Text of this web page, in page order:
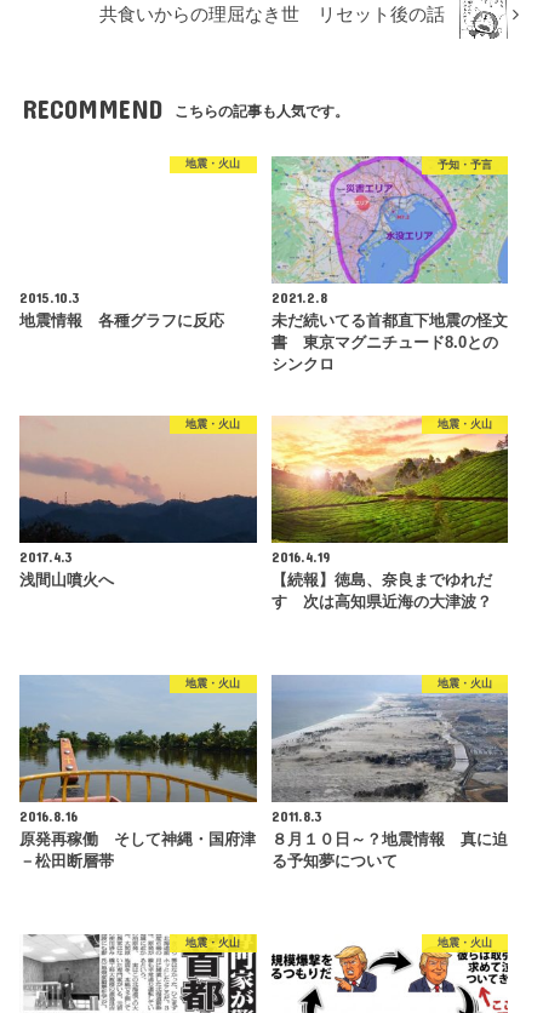
共食いからの理屈なき世 リセット後の話
RECOMMEND こちらの記事も人気です。
地震・火山
2015.10.3
地震情報 各種グラフに反応
予知・予言
2021.2.8
未だ続いてる首都直下地震の怪文
書 東京マグニチュード8.0との
シンクロ
地震・火山
2017.4.3
浅間山噴火へ
地震・火山
2016.4.19
【続報】徳島、奈良までゆれだ
す 次は高知県近海の大津波？
地震・火山
2016.8.16
原発再稼働 そして神縄・国府津
－松田断層帯
地震・火山
2011.8.3
８月１０日～？地震情報 真に迫
る予知夢について
地震・火山 地震・火山